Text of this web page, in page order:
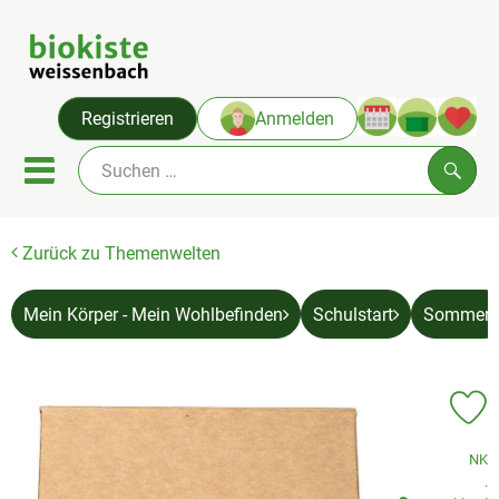
Registrieren Anmelden
Mobiles Menu öffnen oder
Angebote & Neues
Themenwelten
Abokiste
Kühlregal
Zurück zu Themenwelten
Mein Körper - Mein Wohlbefinden Schulstart Sommer
, Verband:
NK
,
.